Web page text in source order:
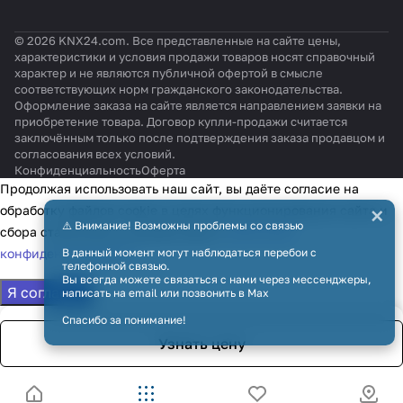
Узнать цену
© 2026 KNX24.com. Все представленные на сайте цены,
характеристики и условия продажи товаров носят справочный
характер и не являются публичной офертой в смысле
соответствующих норм гражданского законодательства.
Оформление заказа на сайте является направлением заявки на
приобретение товара. Договор купли-продажи считается
заключённым только после подтверждения заказа продавцом и
согласования всех условий.
КонфиденциальностьОферта
⚠️ Внимание! Возможны проблемы со связью
В данный момент могут наблюдаться перебои с
телефонной связью.
Вы всегда можете связаться с нами через мессенджеры,
написать на email или позвонить в Max
Спасибо за понимание!
×
Продолжая использовать наш сайт, вы даёте согласие на
обработку файлов cookie в целях функционирования сайта и
сбора статистики в соответствии сполитикой
конфиденциальности
Я согласен